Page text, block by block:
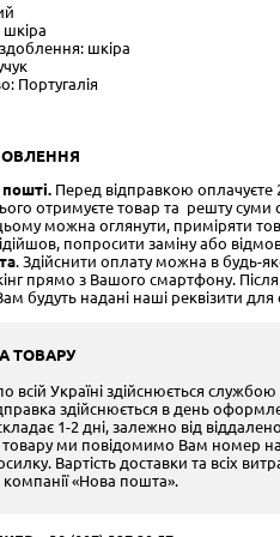
шкіра
шкіра
Португалія
Перед відправкою оплачуєте
отримуєте товар та решту суми
можна оглянути, приміряти
попросити заміну або
. Здійснити оплату можна в будь-
прямо з Вашого смартфону.
будуть надані наші реквізити для
ТОВАРУ
всій Україні здійснюється
здійснюється в день
1-2 дні, залежно від
товару ми повідомимо Вам номер
Вартість доставки та всіх
«Нова пошта».